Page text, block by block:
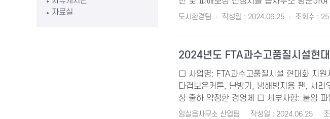
자료실
도시환경팀 작성일 : 2024.06.25 조회수 :
2024년도 FTA과수고품질시설현
□ 사업명: FTA과수고품질시설 현대화 지
다겹보온커튼, 난방기, 냉해방지용 팬, 서
상 출하 약정한 경영체 □ 세부사항: 붙임
임실읍사무소 산업팀 작성일 : 2024.06.25